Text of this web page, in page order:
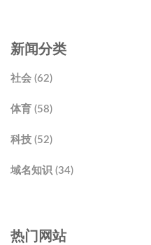
新闻分类
社会 (62)
体育 (58)
科技 (52)
域名知识 (34)
热门网站